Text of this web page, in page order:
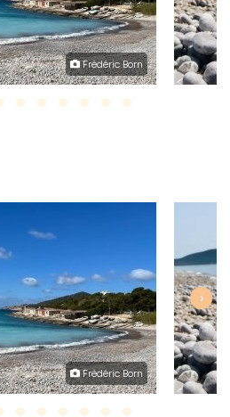
Frédéric Born
Frédéric Born
›